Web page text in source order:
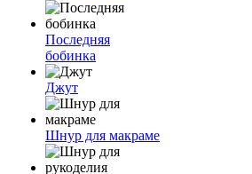
Последняя
бобинка
Джут
Шнур для макраме